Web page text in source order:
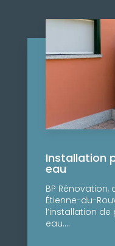
Installation
eau
BP
Étienne-du-
l’installation
eau....